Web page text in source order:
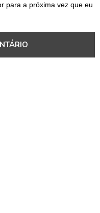
para a próxima vez que eu